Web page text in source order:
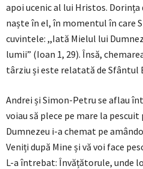
apoi ucenic al lui Hristos. Dorința
naște în el, în momentul în care
cuvintele: ,,Iată Mielul lui
lumii” (Ioan 1, 29). Însă,
târziu și este relatată de Sfântul
Andrei și Simon-Petru se aflau
voiau să plece pe mare la
Dumnezeu i-a chemat pe
Veniți după Mine și vă voi face
L-a întrebat: Învățătorule, unde